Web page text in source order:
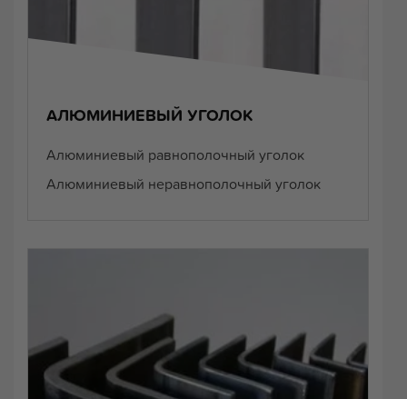
АЛЮМИНИЕВЫЙ УГОЛОК
Алюминиевый равнополочный уголок
Алюминиевый неравнополочный уголок